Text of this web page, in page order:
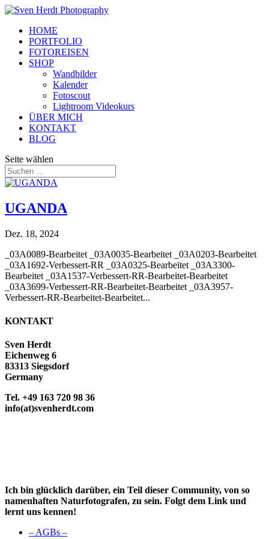
HOME
PORTFOLIO
FOTOREISEN
SHOP
Wandbilder
Kalender
Fotoscout
Lightroom Videokurs
ÜBER MICH
KONTAKT
BLOG
Seite wählen
UGANDA
Dez. 18, 2024
_03A0089-Bearbeitet _03A0035-Bearbeitet _03A0203-Bearbeitet
_03A1692-Verbessert-RR _03A0325-Bearbeitet _03A3300-
Bearbeitet _03A1537-Verbessert-RR-Bearbeitet-Bearbeitet
_03A3699-Verbessert-RR-Bearbeitet-Bearbeitet _03A3957-
Verbessert-RR-Bearbeitet-Bearbeitet...
KONTAKT
Sven Herdt
Eichenweg 6
83313 Siegsdorf
Germany
Tel. +49 163 720 98 36
info(at)svenherdt.com
Ich bin glücklich darüber, ein Teil dieser Community, von so
namenhaften Naturfotografen, zu sein. Folgt dem Link und
lernt uns kennen!
– AGBs –